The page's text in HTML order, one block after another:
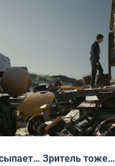
Зритель тоже…